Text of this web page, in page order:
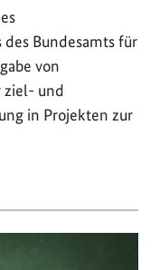
Bundesamts für
von
ziel- und
in Projekten zur